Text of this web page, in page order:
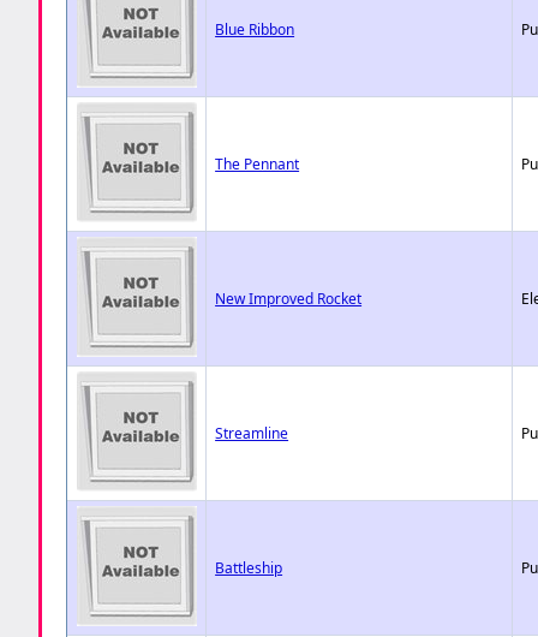
Blue Ribbon
The Pennant
New Improved Rocket
Streamline
Battleship